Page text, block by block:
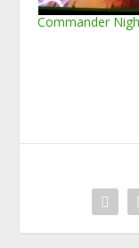
Commander